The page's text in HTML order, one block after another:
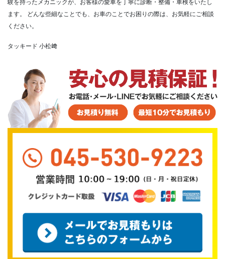
験を持ったメカニックが、お客様の愛車を丁寧に診断・整備・車検をいたし
ます。
どんな些細なことでも、お車のことでお困りの際は、お気軽にご相談
ください。
タッキード 小松﨑